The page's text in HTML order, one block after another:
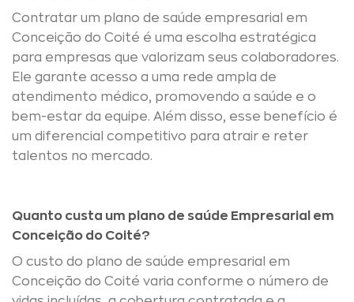
Contratar um plano de saúde empresarial em
Conceição do Coité é uma escolha estratégica
para empresas que valorizam seus colaboradores.
Ele garante acesso a uma rede ampla de
atendimento médico, promovendo a saúde e o
bem-estar da equipe. Além disso, esse benefício é
um diferencial competitivo para atrair e reter
talentos no mercado.
Quanto custa um plano de saúde Empresarial em
Conceição do Coité?
O custo do plano de saúde empresarial em
Conceição do Coité varia conforme o número de